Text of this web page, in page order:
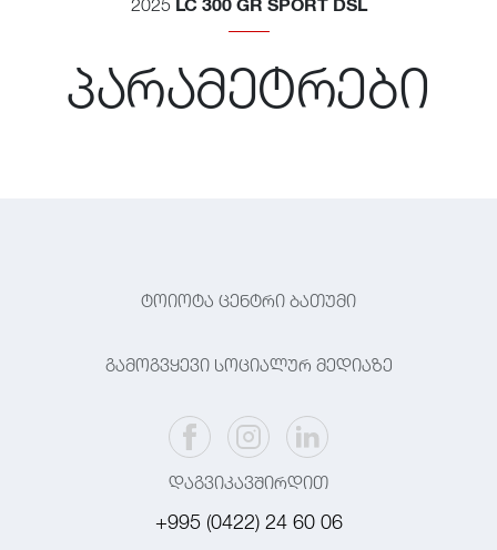
2025
პარამეტრები
ტოიოტა ცენტრი ბათუმი
გამოგვყევი სოციალურ მედიაზე
დაგვიკავშირდით
+995 (0422) 24 60 06